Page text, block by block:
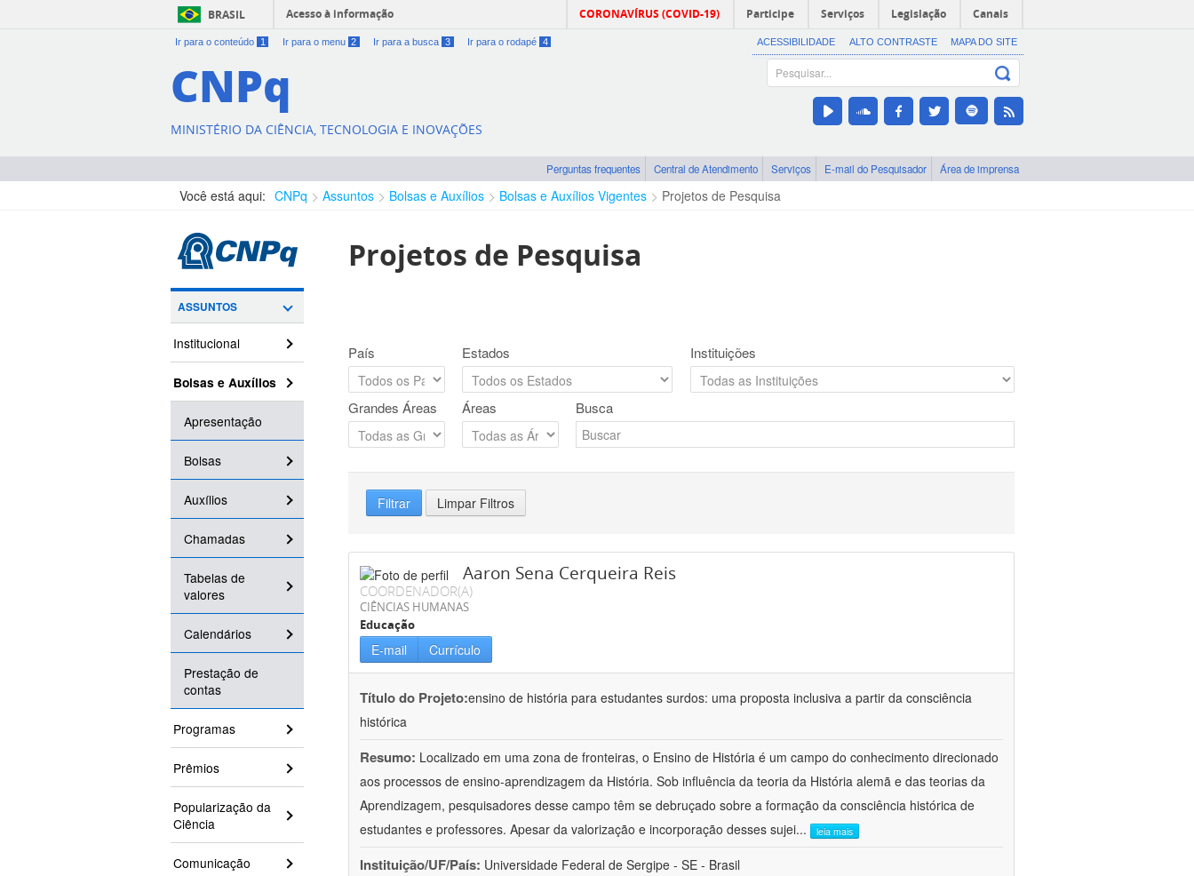
BRASIL Acesso à informação CORONAVÍRUS (COVID-19) Participe Serviços Legislação Canais
Ir para o conteúdo 1 Ir para o menu 2 Ir para a busca 3 Ir para o rodapé 4 ACESSIBILIDADE ALTO CONTRASTE MAPA DO SITE
CNPq
MINISTÉRIO DA CIÊNCIA, TECNOLOGIA E INOVAÇÕES
Perguntas frequentes Central de Atendimento Serviços E-mail do Pesquisador Área de imprensa
Você está aqui: CNPq Assuntos Bolsas e Auxílios Bolsas e Auxílios Vigentes Projetos de Pesquisa
ASSUNTOS
Institucional
Bolsas e Auxílios
Apresentação
Bolsas
Auxílios
Chamadas
Tabelas de
valores
Calendários
Prestação de
contas
Programas
Prêmios
Popularização da
Ciência
Comunicação
Projetos de Pesquisa
País Estados Instituições
Grandes Áreas Áreas Busca
Filtrar Limpar Filtros
Aaron Sena Cerqueira Reis
COORDENADOR(A)
CIÊNCIAS HUMANAS
Educação
E-mail Currículo
Título do Projeto:ensino de história para estudantes surdos: uma proposta inclusiva a partir da consciência
histórica
Resumo: Localizado em uma zona de fronteiras, o Ensino de História é um campo do conhecimento direcionado
aos processos de ensino-aprendizagem da História. Sob influência da teoria da História alemã e das teorias da
Aprendizagem, pesquisadores desse campo têm se debruçado sobre a formação da consciência histórica de
estudantes e professores. Apesar da valorização e incorporação desses sujei... leia mais
Instituição/UF/País: Universidade Federal de Sergipe - SE - Brasil